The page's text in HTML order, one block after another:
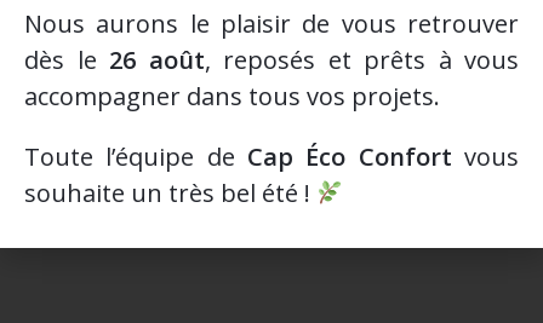
Puissance installée en service (W) : 60W
Volume de chauffe : 130 m3
Nous aurons le plaisir de vous retrouver
dès le 26 août, reposés et prêts à vous
accompagner dans tous vos projets.
Toute l’équipe de Cap Éco Confort vous
souhaite un très bel été !